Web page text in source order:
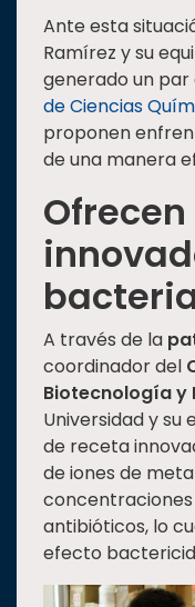
Responsabilidad
social
Vinculación
Historia
Universiada
Ante esta
Ramírez y su
generado un
de Ciencias
proponen
de una manera
A través de la
coordinador del
Biotecnología
Universidad y su
de receta
de iones de
antibióticos, lo
efecto